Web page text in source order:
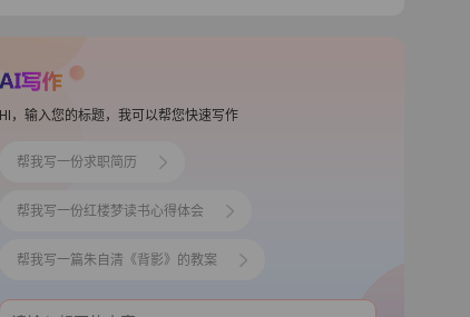
HI，输入您的标题，我可以帮您快速写作
帮我写一份求职简历
帮我写一份红楼梦读书心得体会
帮我写一篇朱自清《背影》的教案